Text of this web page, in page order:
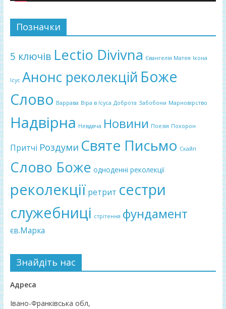
Позначки
5 ключів Lectio Divivna Євангелія Матея Ікона
Ісус Анонс реколекцій Боже
Слово Варрава Віра в Ісуса Доброта Забобони Марновірство
Надвірна Невдвча Новини Поезія Похорон
Притчі Роздуми Святе Письмо Скайп
Слово Боже одноденні реколекції
реколекції ретрит сестри
служебниці стрітення фундамент
єв.Марка
Знайдіть нас
Адреса
Івано-Франківська обл,